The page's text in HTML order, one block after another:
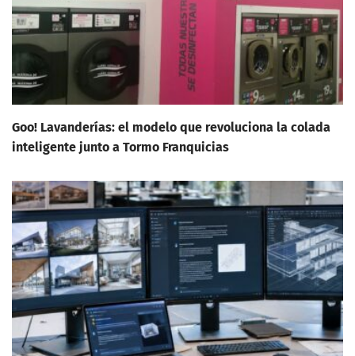
Goo! Lavanderías: el modelo que revoluciona la colada
inteligente junto a Tormo Franquicias